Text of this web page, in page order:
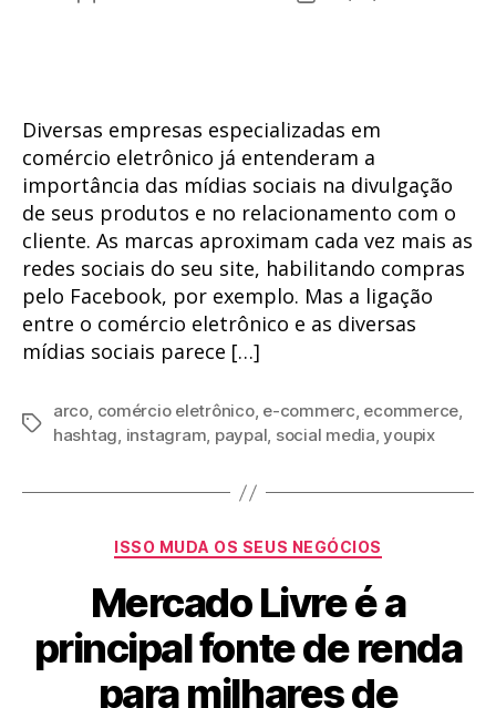
Diversas empresas especializadas em
comércio eletrônico já entenderam a
importância das mídias sociais na divulgação
de seus produtos e no relacionamento com o
cliente. As marcas aproximam cada vez mais as
redes sociais do seu site, habilitando compras
pelo Facebook, por exemplo. Mas a ligação
entre o comércio eletrônico e as diversas
mídias sociais parece […]
Tags
arco, comércio eletrônico, e-commerc, ecommerce,
hashtag, instagram, paypal, social media,youpix
Categorias
ISSO MUDA OS SEUS NEGÓCIOS
Mercado Livre é a
principal fonte de renda
para milhares de